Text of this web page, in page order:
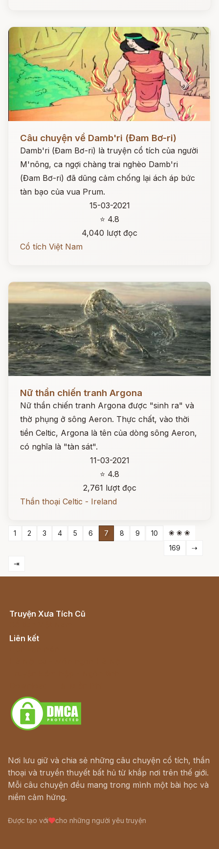
Câu chuyện về Damb'ri (Đam Bơ-ri)
Damb'ri (Đam Bơ-ri) là truyện cổ tích của người
M'nông, ca ngợi chàng trai nghèo Damb'ri
(Đam Bơ-ri) đã dũng cảm chống lại ách áp bức
tàn bạo của vua Prum.
15-03-2021
⭐ 4.8
4,040 lượt đọc
Cổ tích Việt Nam
Nữ thần chiến tranh Argona
Nữ thần chiến tranh Argona được "sinh ra" và
thờ phụng ở sông Aeron. Thực chất, vào thời
tiền Celtic, Argona là tên của dòng sông Aeron,
có nghĩa là "tàn sát".
11-03-2021
⭐ 4.8
2,761 lượt đọc
Thần thoại Celtic - Ireland
1 2 3 4 5 6 7 8 9 10
❀ ❀ ❀
169
⇢
⇥
Truyện Xưa Tích Cũ
Liên kết
Nơi lưu giữ và chia sẻ những câu chuyện cổ tích, thần
thoại và truyền thuyết bất hủ từ khắp nơi trên thế giới.
Mỗi câu chuyện đều mang trong mình một bài học và
niềm cảm hứng.
Được tạo với cho những người yêu truyện